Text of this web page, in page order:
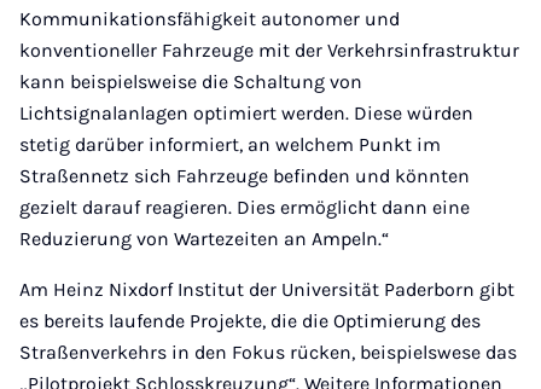
Kommunikationsfähigkeit autonomer und
konventioneller Fahrzeuge mit der Verkehrsinfrastruktur
kann beispielsweise die Schaltung von
Lichtsignalanlagen optimiert werden. Diese würden
stetig darüber informiert, an welchem Punkt im
Straßennetz sich Fahrzeuge befinden und könnten
gezielt darauf reagieren. Dies ermöglicht dann eine
Reduzierung von Wartezeiten an Ampeln.“
Am Heinz Nixdorf Institut der Universität Paderborn gibt
es bereits laufende Projekte, die die Optimierung des
Straßenverkehrs in den Fokus rücken, beispielswese das
„Pilotprojekt Schlosskreuzung“. Weitere Informationen